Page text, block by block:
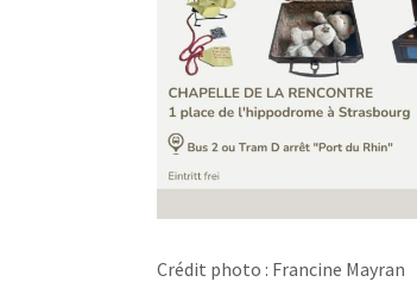
Crédit photo : Francine Mayran